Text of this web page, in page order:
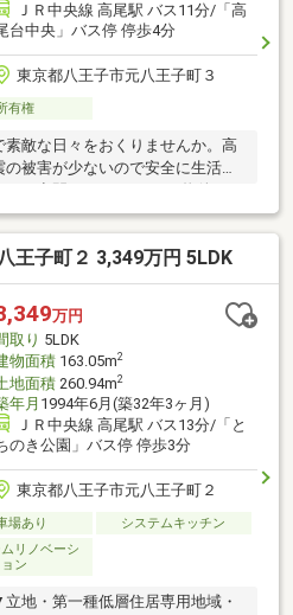
ＪＲ中央線 高尾駅 バス11分/「高
台中央」バス停 停歩4分
東京都八王子市元八王子町３
有権
敵な日々をおくりませんか。高
被害が少ないので安全に生活で
お子様連れの外出も安心です。
勝手がいいです。2沿線の利用が
。王子町２ 3,349万円 5LDK
万円
取り 5LDK
物面積163.05m2
地面積260.94m2
年月 1994年6月(築32年3ヶ月)
ＪＲ中央線 高尾駅 バス13分/「と
のき公園」バス停 停歩3分
東京都八王子市元八王子町２
場あり システムキッチン
リノベーシ
ョン
地・第一種低層住居専用地域・